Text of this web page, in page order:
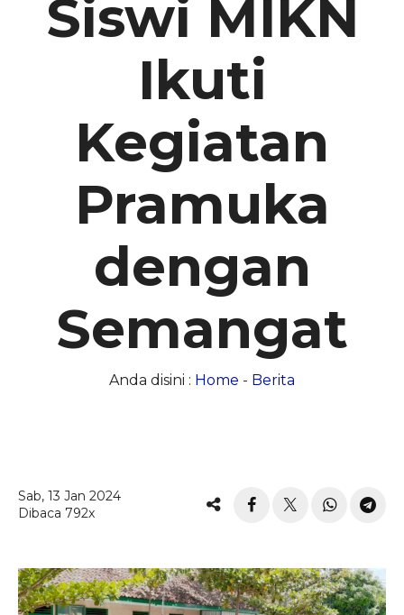
Siswi MIKN
Ikuti
Kegiatan
Pramuka
dengan
Semangat
Anda disini : Home - Berita
Sab, 13 Jan 2024
Dibaca 792x